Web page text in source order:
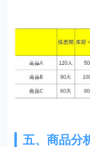
五、商品分